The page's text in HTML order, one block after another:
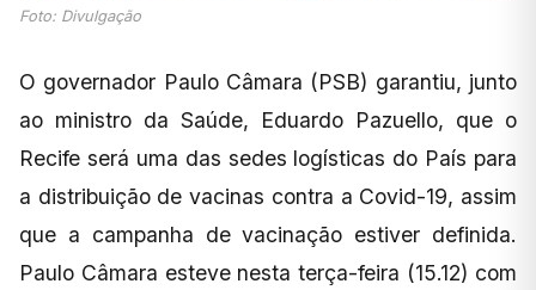
Foto: Divulgação
O governador Paulo Câmara (PSB) garantiu, junto
ao ministro da Saúde, Eduardo Pazuello, que o
Recife será uma das sedes logísticas do País para
a distribuição de vacinas contra a Covid-19, assim
que a campanha de vacinação estiver definida.
Paulo Câmara esteve nesta terça-feira (15.12) com